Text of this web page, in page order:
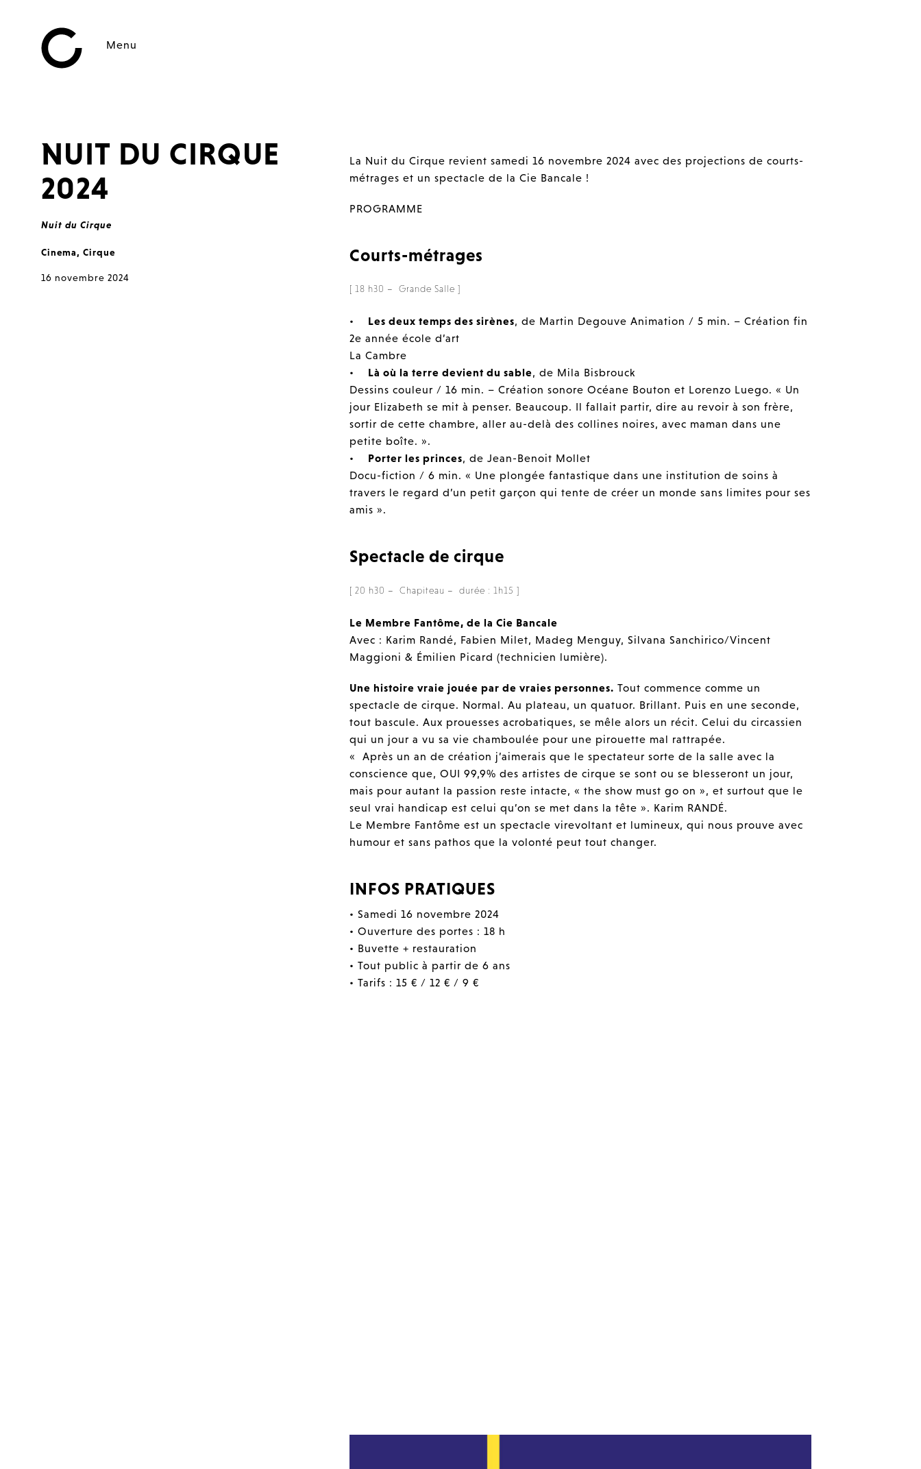
Menu
NUIT DU CIRQUE
2024
Nuit du Cirque
Cinema, Cirque
16 novembre 2024
La Nuit du Cirque revient samedi 16 novembre 2024 avec des projections de courts-
métrages et un spectacle de la Cie Bancale !
PROGRAMME
Courts-métrages
[ 18 h30 – Grande Salle ]
• Les deux temps des sirènes, de Martin Degouve Animation / 5 min. – Création fin
2e année école d’art
La Cambre
• Là où la terre devient du sable, de Mila Bisbrouck
Dessins couleur / 16 min. – Création sonore Océane Bouton et Lorenzo Luego. « Un
jour Elizabeth se mit à penser. Beaucoup. Il fallait partir, dire au revoir à son frère,
sortir de cette chambre, aller au-delà des collines noires, avec maman dans une
petite boîte. ».
• Porter les princes, de Jean-Benoit Mollet
Docu-fiction / 6 min. « Une plongée fantastique dans une institution de soins à
travers le regard d’un petit garçon qui tente de créer un monde sans limites pour ses
amis ».
Spectacle de cirque
[ 20 h30 – Chapiteau – durée : 1h15 ]
Le Membre Fantôme, de la Cie Bancale
Avec : Karim Randé, Fabien Milet, Madeg Menguy, Silvana Sanchirico/Vincent
Maggioni & Émilien Picard (technicien lumière).
Une histoire vraie jouée par de vraies personnes. Tout commence comme un
spectacle de cirque. Normal. Au plateau, un quatuor. Brillant. Puis en une seconde,
tout bascule. Aux prouesses acrobatiques, se mêle alors un récit. Celui du circassien
qui un jour a vu sa vie chamboulée pour une pirouette mal rattrapée.
« Après un an de création j’aimerais que le spectateur sorte de la salle avec la
conscience que, OUI 99,9% des artistes de cirque se sont ou se blesseront un jour,
mais pour autant la passion reste intacte, « the show must go on », et surtout que le
seul vrai handicap est celui qu’on se met dans la tête ». Karim RANDÉ.
Le Membre Fantôme est un spectacle virevoltant et lumineux, qui nous prouve avec
humour et sans pathos que la volonté peut tout changer.
INFOS PRATIQUES
• Samedi 16 novembre 2024
• Ouverture des portes : 18 h
• Buvette + restauration
• Tout public à partir de 6 ans
• Tarifs : 15 € / 12 € / 9 €